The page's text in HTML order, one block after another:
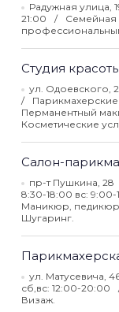
Радужная улица,
21:00
Семейная
Студия
ул. Одоевского,
Перманентный
Косметические
Салон-
пр-т Пушкина, 28
8:30-18:00 вс: 9:00-
Маникюр,
Шугаринг.
ул. Матусевича,
сб,вс: 12:00-20:00
Визаж.